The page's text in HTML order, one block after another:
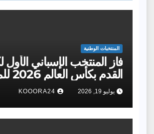
المنتخبات الوطنية
فاز المنتخب الإسباني الأول
القدم
الثانية في تاريخه بعدما هزم
الأرجنتيني
يوليو 19, 2026 KOOORA24